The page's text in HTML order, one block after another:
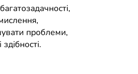
проблеми,
здібності.